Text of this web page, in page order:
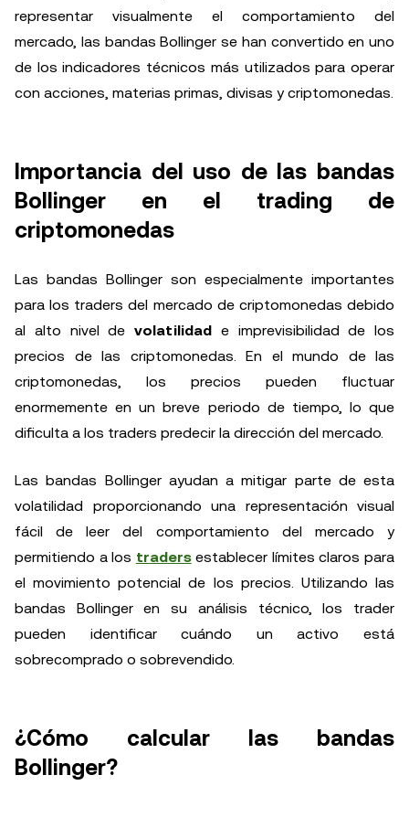
representar visualmente el comportamiento del
mercado, las bandas Bollinger se han convertido en uno
de los indicadores técnicos más utilizados para operar
con acciones, materias primas, divisas y criptomonedas.
Importancia del uso de las bandas
Bollinger en el trading de
criptomonedas
Las bandas Bollinger son especialmente importantes
para los traders del mercado de criptomonedas debido
al alto nivel de volatilidad e imprevisibilidad de los
precios de las criptomonedas. En el mundo de las
criptomonedas, los precios pueden fluctuar
enormemente en un breve periodo de tiempo, lo que
dificulta a los traders predecir la dirección del mercado.
Las bandas Bollinger ayudan a mitigar parte de esta
volatilidad proporcionando una representación visual
fácil de leer del comportamiento del mercado y
permitiendo a los tradersestablecer límites claros para
el movimiento potencial de los precios. Utilizando las
bandas Bollinger en su análisis técnico, los trader
pueden identificar cuándo un activo está
sobrecomprado o sobrevendido.
¿Cómo calcular las bandas
Bollinger?